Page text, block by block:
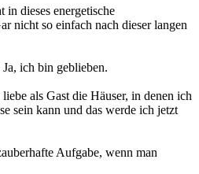
dieses energetische
nicht so einfach nach dieser langen
ich bin geblieben.
als Gast die Häuser, in denen ich
sein kann und das werde ich jetzt
Aufgabe, wenn man